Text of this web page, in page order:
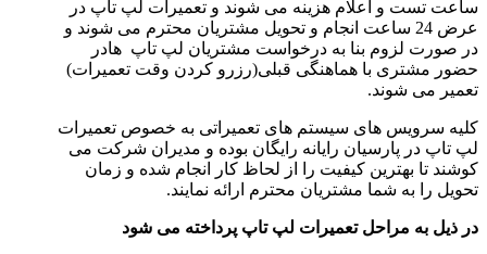
ساعت تست و اعلام هزینه می شوند و تعمیرات لپ تاپ در
عرض 24 ساعت انجام و تحویل مشتریان محترم می شوند و
در صورت لزوم بنا به درخواست مشتریان لپ تاپ هادر
حضور مشتری با هماهنگی قبلی(رزرو کردن وقت تعمیرات)
تعمیر می شوند.
کلیه سرویس های سیستم های تعمیراتی به خصوص تعمیرات
لپ تاپ در پارسیان رایانه رایگان بوده و مدیران شرکت می
کوشند تا بهترین کیفیت را از لحاظ کار انجام شده و زمان
تحویل را به شما مشتریان محترم ارائه نمایند.
در ذیل به مراحل تعمیرات لپ تاپ پرداخته می شود